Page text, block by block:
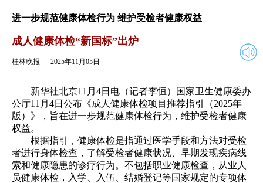
返回 2025年11月05日
进一步规范健康体检行为 维护受检者健康权益
成人健康体检“新国标”出炉
桂林晚报 2025年11月05日
新华社北京11月4日电（记者李恒）国家卫生健康委办
公厅11月4日公布《成人健康体检项目推荐指引（2025年
版）》，旨在进一步规范健康体检行为，维护受检者健康
权益。
根据指引，健康体检是指通过医学手段和方法对受检
者进行身体检查，了解受检者健康状况、早期发现疾病线
索和健康隐患的诊疗行为。不包括职业健康检查，从业人
员健康体检，入学、入伍、结婚登记等国家规定的专项体